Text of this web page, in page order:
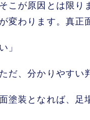
こが原因とは限
変わります。真
」
だ、分かりやすい
塗装となれば、足